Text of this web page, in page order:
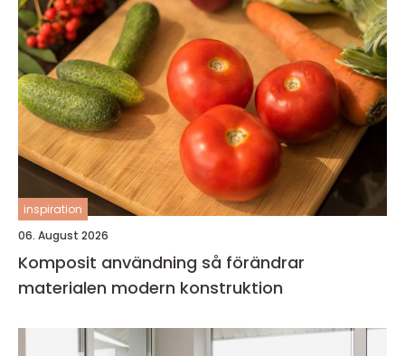
inspiration
06. August 2026
Komposit användning så förändrar
materialen modern konstruktion